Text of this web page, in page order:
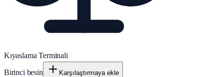
Kıyaslama Terminali
Birinci besin
Karşılaştırmaya ekle